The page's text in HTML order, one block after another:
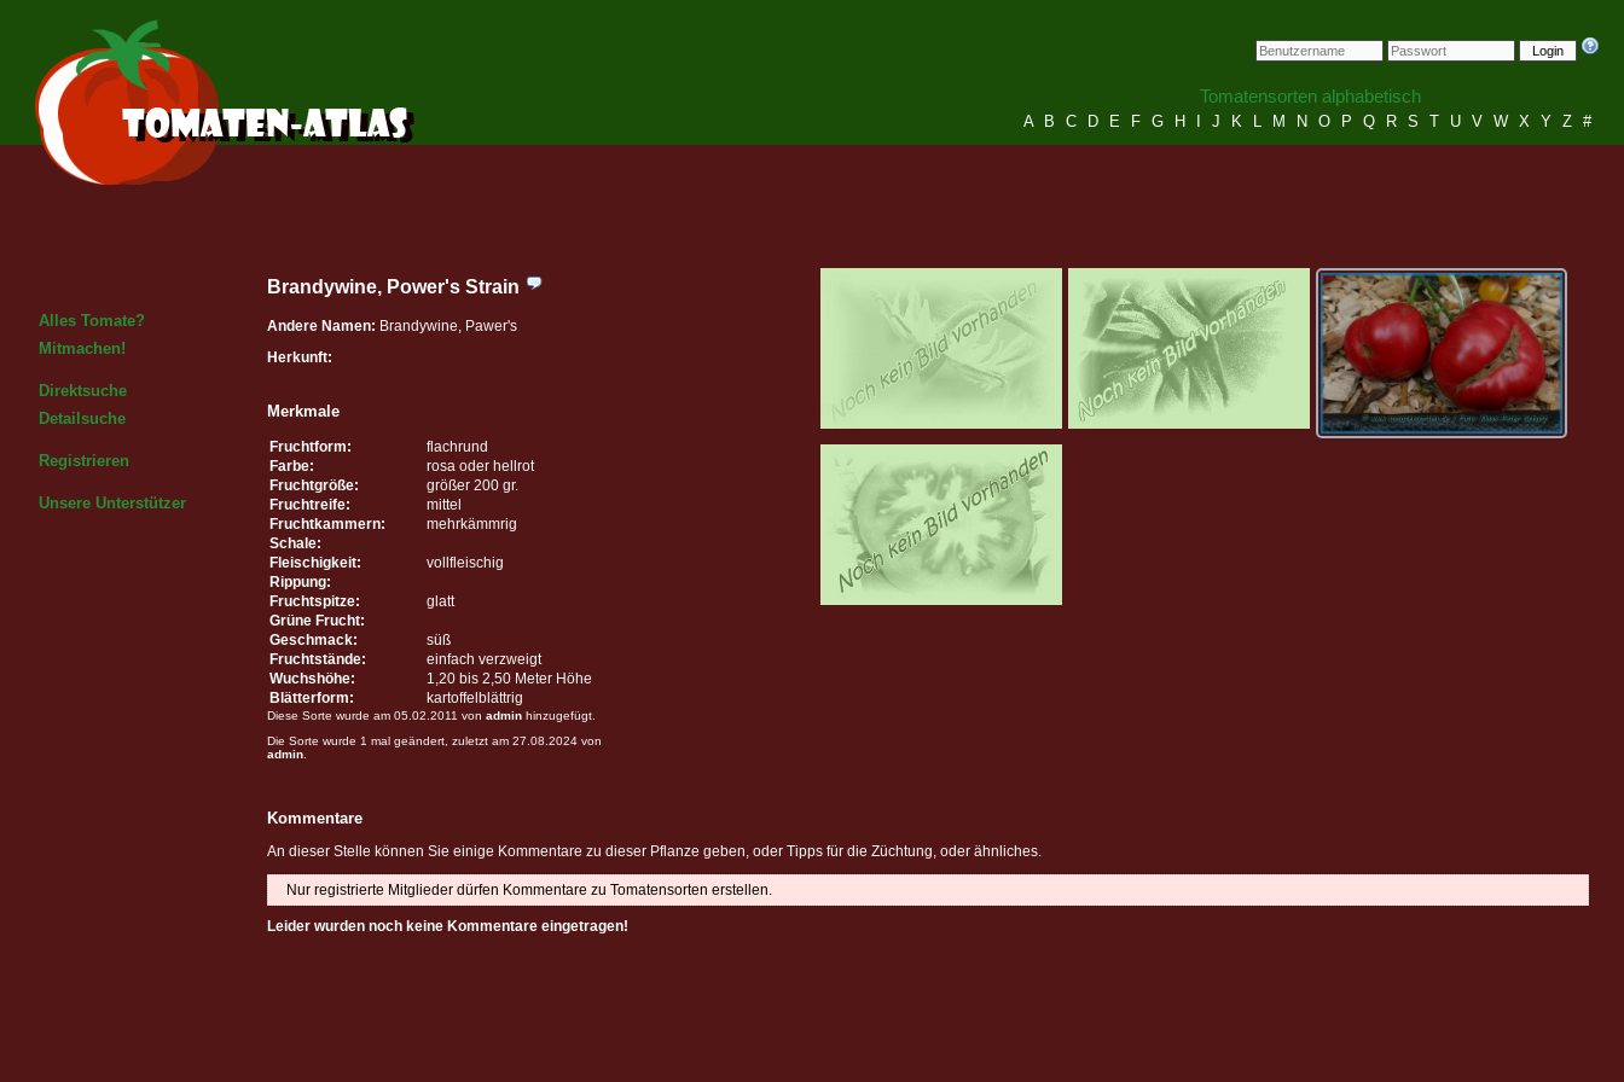
Login
Tomatensorten alphabetisch
A B C D E F G H J K L M N O P Q R S T U V W X Y Z #
Alles Tomate?
Mitmachen!
Direktsuche
Detailsuche
Registrieren
Unsere Unterstützer
Brandywine, Power's Strain
Andere Namen: Brandywine, Pawer's
Herkunft:
Merkmale
Fruchtform:
flachrund
Farbe:
rosa oder hellrot
Fruchtgröße:
größer 200 gr.
Fruchtreife:
mittel
Fruchtkammern:
mehrkämmrig
Schale:
Fleischigkeit:
vollfleischig
Rippung:
Fruchtspitze:
glatt
Grüne Frucht:
Geschmack:
süß
Fruchtstände:
einfach verzweigt
Wuchshöhe:
1,20 bis 2,50 Meter Höhe
Blätterform:
kartoffelblättrig
Diese Sorte wurde am 05.02.2011 von admin hinzugefügt.
Die Sorte wurde 1 mal geändert, zuletzt am 27.08.2024 von
admin
Kommentare
An dieser Stelle können Sie einige Kommentare zu dieser Pflanze geben, oder Tipps für die Züchtung, oder ähnliches.
Nur registrierte Mitglieder dürfen Kommentare zu Tomatensorten erstellen.
Leider wurden noch keine Kommentare eingetragen!